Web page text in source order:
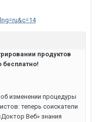
продуктов
бесплатно!
изменении процедуры
теперь соискатели
Веб» знания